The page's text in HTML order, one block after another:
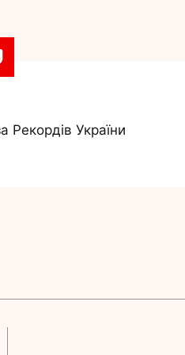
Рекордів України